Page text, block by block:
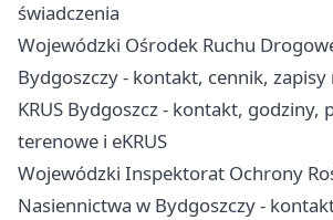
świadczenia
Wojewódzki Ośrodek Ruchu
Bydgoszczy - kontakt, cennik, zapisy
KRUS Bydgoszcz - kontakt, godziny,
terenowe i eKRUS
Wojewódzki Inspektorat Ochrony
Nasiennictwa w Bydgoszczy -